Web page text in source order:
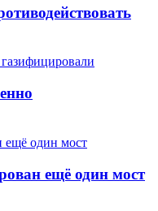
ещё один мост